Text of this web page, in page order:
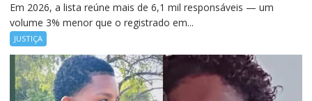
Em 2026, a lista reúne mais de 6,1 mil responsáveis — um
volume 3% menor que o registrado em...
JUSTIÇA